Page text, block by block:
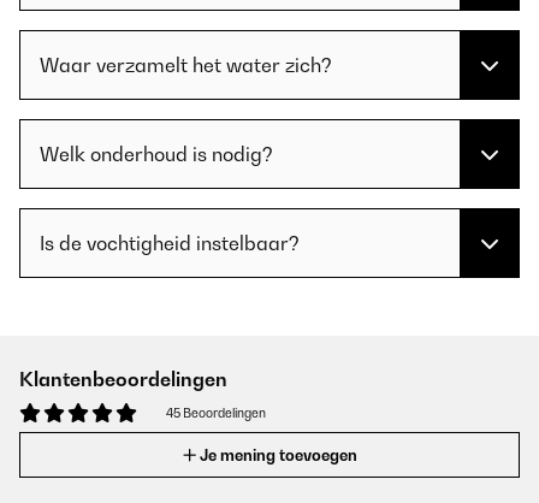
Waar verzamelt het water zich?
Welk onderhoud is nodig?
Is de vochtigheid instelbaar?
Klantenbeoordelingen
45 Beoordelingen
Je mening toevoegen